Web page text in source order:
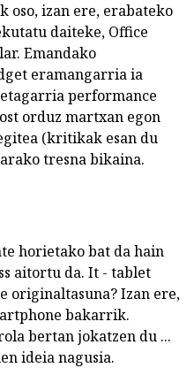
oso, izan ere, erabateko
daiteke, Office
Emandako
eramangarria ia
performance
orduz martxan egon
(kritikak esan du
tresna bikaina.
horietako bat da hain
aitortu da. It - tablet
originaltasuna? Izan ere,
bakarrik.
bertan jokatzen du ...
ideia nagusia.